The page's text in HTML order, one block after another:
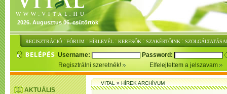
2026. Augusztus 06. csütörtök
REGISZTRÁCIÓ : FÓRUM : HÍRLEVÉL : KERESŐK : SZAKÉRTŐINK :
Username:
Password:
Regisztrálni szeretnék!
Elfelejtettem a jelszavam
AKTUÁLIS
VITAL»HÍREK ARCHÍVUM